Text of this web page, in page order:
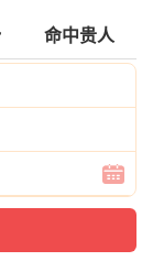
命中贵人